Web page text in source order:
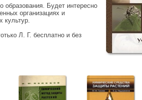
образования. Будет интересно
организациях и
культур.
Л. Г. бесплатно и без